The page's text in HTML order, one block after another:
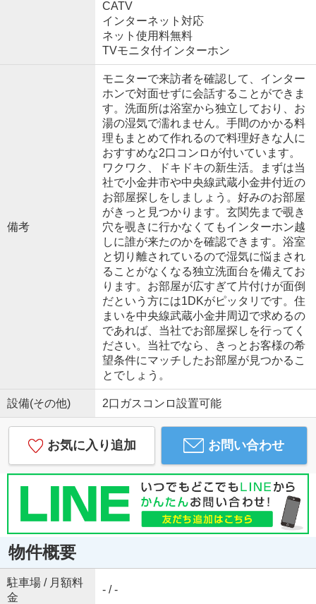
CATV
インターネット対応
ネット使用料無料
TVモニタ付インターホン
備考
モニターで来訪者を確認して、インター
ホンで対面せずに会話することができま
す。洗面所は浴室から独立しており、お
湯の湿気で濡れません。手間のかかる料
理もまとめて作れるので料理好きな人に
おすすめな2口コンロが付いています。
ワクワク、ドキドキの新生活。まずは当
社で小金井市や中央線武蔵小金井付近の
お部屋探しをしましょう。好みのお部屋
がきっと見つかります。玄関先まで覗き
穴を覗きに行かなくてもインターホン越
しに誰が来たのかを確認できます。浴室
と切り離されているので湿気に悩まされ
ることがなくなる独立洗面台を備えてお
ります。お部屋が広すぎて片付けが面倒
だという方には1DKがピッタリです。住
まいを中央線武蔵小金井周辺で求めるの
であれば、当社でお部屋探しを行ってく
ださい。当社でなら、きっとお客様の希
望条件にマッチしたお部屋が見つかるこ
とでしょう。
設備(その他) 2口ガスコンロ設置可能
お気に入り追加 お問い合わせ
物件概要
駐車場 / 月額料
金
- / -